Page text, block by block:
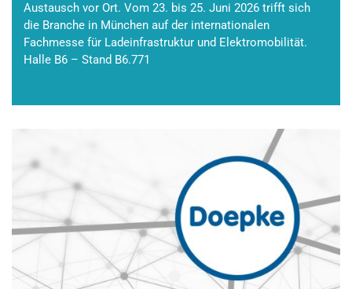
Austausch vor Ort. Vom 23. bis 25. Juni 2026 trifft sich
die Branche in München auf der internationalen
Fachmesse für Ladeinfrastruktur und Elektromobilität.
Halle B6 – Stand B6.771